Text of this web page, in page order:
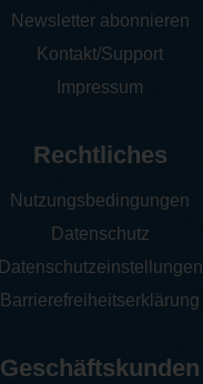
Newsletter abonnieren
Kontakt/Support
Impressum
Rechtliches
Nutzungsbedingungen
Datenschutz
Datenschutzeinstellungen
Barrierefreiheitserklärung
Geschäftskunden